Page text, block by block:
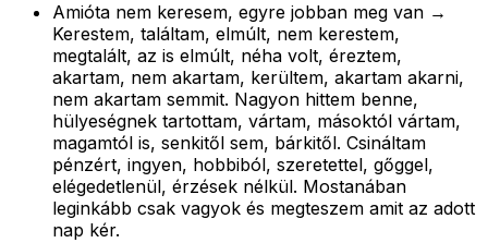
Amióta nem keresem, egyre jobban meg van →
Kerestem, találtam, elmúlt, nem kerestem,
megtalált, az is elmúlt, néha volt, éreztem,
akartam, nem akartam, kerültem, akartam akarni,
nem akartam semmit. Nagyon hittem benne,
hülyeségnek tartottam, vártam, másoktól vártam,
magamtól is, senkitől sem, bárkitől. Csináltam
pénzért, ingyen, hobbiból, szeretettel, gőggel,
elégedetlenül, érzések nélkül. Mostanában
leginkább csak vagyok és megteszem amit az adott
nap kér.